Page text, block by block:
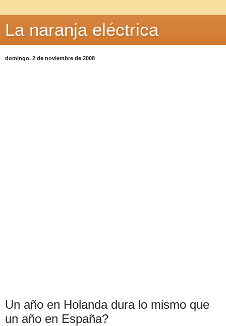
La naranja eléctrica
domingo, 2 de noviembre de 2008
Un año en Holanda dura lo mismo que
un año en España?